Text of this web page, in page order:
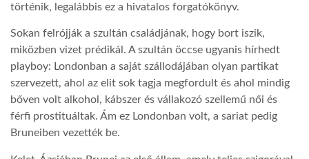
történik, legalábbis ez a hivatalos forgatókönyv.
Sokan felrójják a szultán családjának, hogy bort iszik,
miközben vizet prédikál. A szultán öccse ugyanis hírhedt
playboy: Londonban a saját szállodájában olyan partikat
szervezett, ahol az elit sok tagja megfordult és ahol mindig
bőven volt alkohol, kábszer és vállakozó szellemű női és
férfi prostituáltak. Ám ez Londonban volt, a sariat pedig
Bruneiben vezették be.